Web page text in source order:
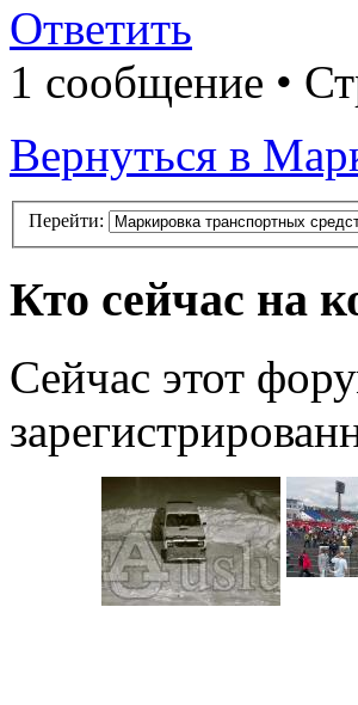
Ответить
1 сообщение •
Вернуться в
Перейти:
Кто сейчас на
Сейчас этот